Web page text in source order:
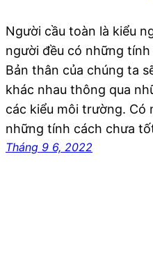
Người cầu toàn là kiểu
người đều có những
Bản thân của chúng ta
khác nhau thông qua
các kiểu môi trường.
những tính cách chưa
Tháng 9 6, 2022